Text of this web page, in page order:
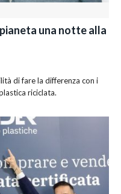
una notte alla
di fare la differenza con i
riciclata.